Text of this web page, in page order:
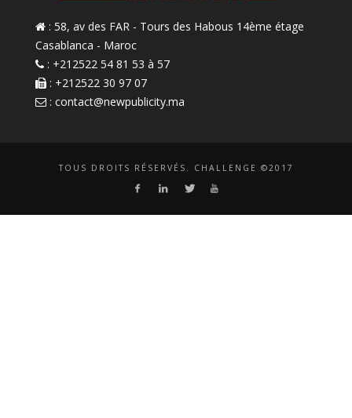
: 58, av des FAR - Tours des Habous 14ème étage
Casablanca - Maroc
: +212522 54 81 53 à 57
: +212522 30 97 07
: contact@newpublicity.ma
TOUS DROITS RÉSERVÉS. CHALLENGE ©2017